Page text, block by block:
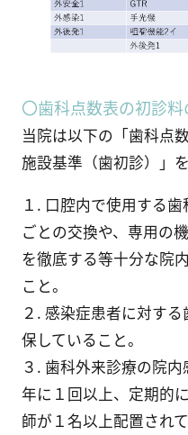
〇歯科点数表の初診
当院は以下の「歯科点
施設基準（歯初診）」
１. 口腔内で使用する
ごとの交換や、専用の
を徹底する等十分な院
こと。
２. 感染症患者に対す
保していること。
３. 歯科外来診療の院
年に１回以上、定期的
師が１名以上配置されて